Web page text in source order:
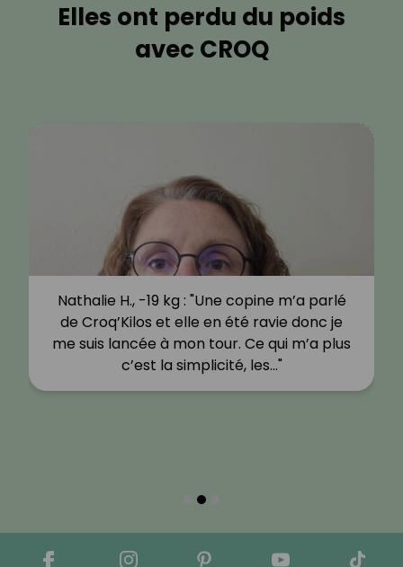
Elles ont perdu du poids
avec CROQ
Nathalie H., -19 kg : "Une copine m’a parlé
de Croq’Kilos et elle en été ravie donc je
me suis lancée à mon tour. Ce qui m’a plus
c’est la simplicité, les…"